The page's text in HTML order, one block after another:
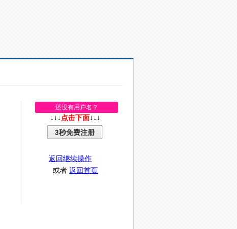
还没有用户名？
↓↓↓ 点击下面 ↓↓↓
3秒免费注册
返回继续操作
或者返回首页